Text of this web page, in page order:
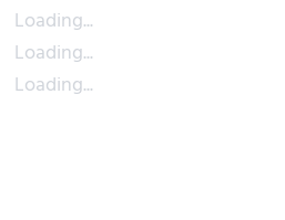
Loading...
Loading...
Loading...